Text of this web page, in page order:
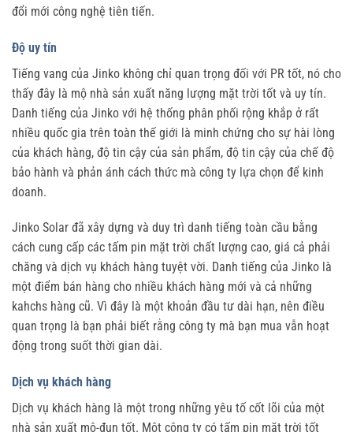
đổi mới công nghệ tiên tiến.
Độ uy tín
Tiếng vang của Jinko không chỉ quan trọng đối với PR tốt, nó cho
thấy đây là mộ nhà sản xuất năng lượng mặt trời tốt và uy tín.
Danh tiếng của Jinko với hệ thống phân phối rộng khắp ở rất
nhiều quốc gia trên toàn thế giới là minh chứng cho sự hài lòng
của khách hàng, độ tin cậy của sản phẩm, độ tin cậy của chế độ
bảo hành và phản ánh cách thức mà công ty lựa chọn để kinh
doanh.
Jinko Solar đã xây dựng và duy trì danh tiếng toàn cầu bằng
cách cung cấp các tấm pin mặt trời chất lượng cao, giá cả phải
chăng và dịch vụ khách hàng tuyệt vời. Danh tiếng của Jinko là
một điểm bán hàng cho nhiều khách hàng mới và cả những
kahchs hàng cũ. Vì đây là một khoản đầu tư dài hạn, nên điều
quan trọng là bạn phải biết rằng công ty mà bạn mua vẫn hoạt
động trong suốt thời gian dài.
Dịch vụ khách hàng
Dịch vụ khách hàng là một trong những yêu tố cốt lõi của một
nhà sản xuất mô-đun tốt. Một công ty có tấm pin mặt trời tốt